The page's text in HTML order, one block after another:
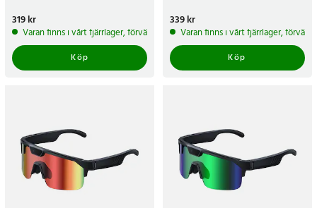
Pris:319 kr
319 kr
Varan finns i vårt fjärrlager, förväntas skickas inom 5-7 arbetsdagar
Köp
Pris:339 kr
339 kr
Varan finns i vårt fjärrlager,
Köp